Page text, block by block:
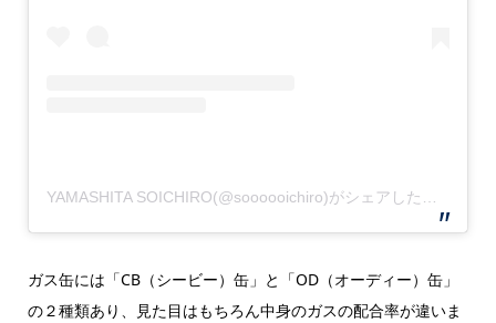
ガス缶には「CB（シービー）缶」と「OD（オーディー）缶」
の２種類あり、見た目はもちろん中身のガスの配合率が違いま